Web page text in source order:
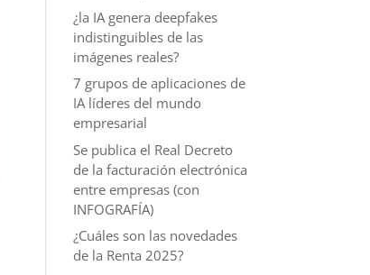
¿la IA genera deepfakes
indistinguibles de las
imágenes reales?
7 grupos de aplicaciones de
IA líderes del mundo
empresarial
Se publica el Real Decreto
de la facturación electrónica
entre empresas (con
INFOGRAFÍA)
¿Cuáles son las novedades
de la Renta 2025?